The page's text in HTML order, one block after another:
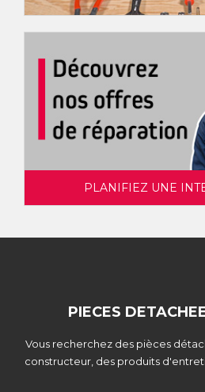
PLANIFIEZ UNE
PIECES
Vous recherchez des pièces
constructeur, des produits